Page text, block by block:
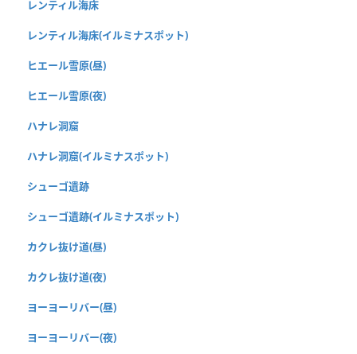
レンティル海床
レンティル海床(イルミナスポット)
ヒエール雪原(昼)
ヒエール雪原(夜)
ハナレ洞窟
ハナレ洞窟(イルミナスポット)
シューゴ遺跡
シューゴ遺跡(イルミナスポット)
カクレ抜け道(昼)
カクレ抜け道(夜)
ヨーヨーリバー(昼)
ヨーヨーリバー(夜)